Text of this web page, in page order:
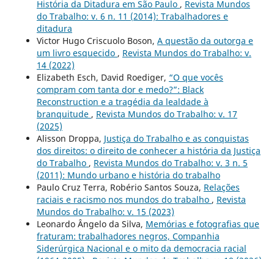
História da Ditadura em São Paulo , Revista Mundos
do Trabalho: v. 6 n. 11 (2014): Trabalhadores e
ditadura
Victor Hugo Criscuolo Boson, A questão da outorga e
um livro esquecido , Revista Mundos do Trabalho: v.
14 (2022)
Elizabeth Esch, David Roediger, “O que vocês
compram com tanta dor e medo?”: Black
Reconstruction e a tragédia da lealdade à
branquitude , Revista Mundos do Trabalho: v. 17
(2025)
Alisson Droppa, Justiça do Trabalho e as conquistas
dos direitos: o direito de conhecer a história da Justiça
do Trabalho , Revista Mundos do Trabalho: v. 3 n. 5
(2011): Mundo urbano e história do trabalho
Paulo Cruz Terra, Robério Santos Souza, Relações
raciais e racismo nos mundos do trabalho , Revista
Mundos do Trabalho: v. 15 (2023)
Leonardo Ângelo da Silva, Memórias e fotografias que
fraturam: trabalhadores negros, Companhia
Siderúrgica Nacional e o mito da democracia racial